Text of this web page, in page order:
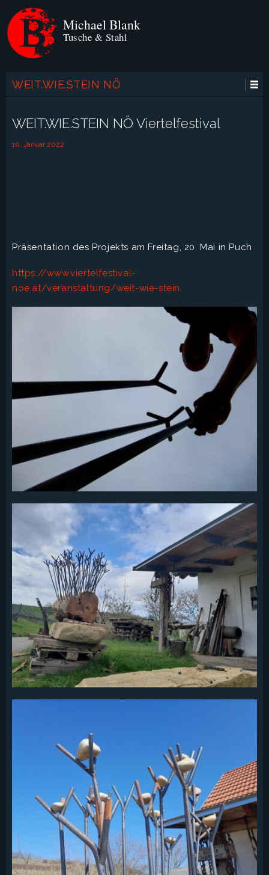
Michael Blank
Tusche & Stahl
WEIT.WIE.STEIN NÖ
WEIT.WIE.STEIN NÖ Viertelfestival
10. Januar 2022
Präsentation des Projekts am Freitag, 20. Mai in Puch
https://www.viertelfestival-
noe.at/veranstaltung/weit-wie-stein